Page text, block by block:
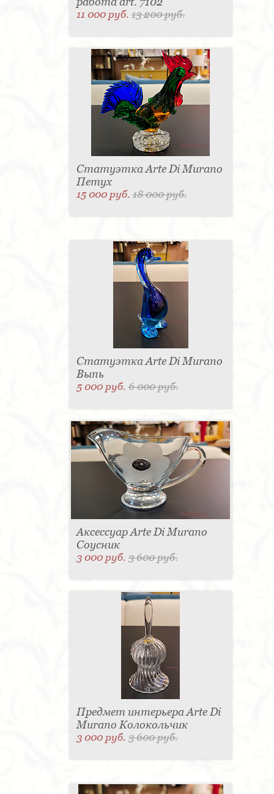
11 000 руб.13 200 руб.
Статуэтка Arte Di Murano
Петух
15 000 руб.18 000 руб.
Статуэтка Arte Di Murano
Выпь
5 000 руб.6 000 руб.
Аксессуар Arte Di Murano
Соусник
3 000 руб.3 600 руб.
Предмет интерьера Arte Di
Murano Колокольчик
3 000 руб.3 600 руб.